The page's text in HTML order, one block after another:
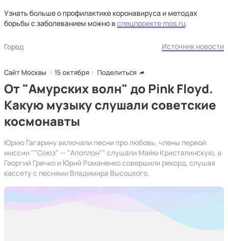
Узнать больше о профилактике коронавируса и методах
борьбы с заболеванием можно в спецпроекте mos.ru.
Город Источник новости
Сайт Москвы 15 октября Поделиться
От "Амурских волн" до Pink Floyd.
Какую музыку слушали советские
космонавты
Юрию Гагарину включали песни про любовь, члены первой
миссии ""Союз" — "Аполлон"" слушали Майю Кристалинскую, а
Георгий Гречко и Юрий Романенко совершили рекорд, слушая
кассету с песнями Владимира Высоцкого.